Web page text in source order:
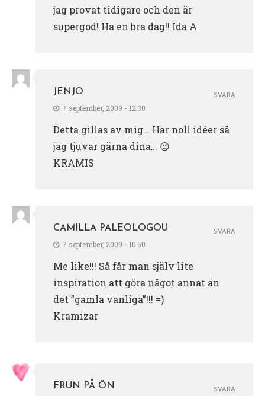
jag provat tidigare och den är
supergod! Ha en bra dag!! Ida A
JENJO
7 september, 2009 - 12:30
Detta gillas av mig… Har noll idéer så
jag tjuvar gärna dina… 😉
KRAMIS
SVARA
CAMILLA PALEOLOGOU
7 september, 2009 - 10:50
Me like!!! Så får man själv lite
inspiration att göra något annat än
det ”gamla vanliga”!!! =)
Kramizar
SVARA
FRUN PÅ ÖN
SVARA